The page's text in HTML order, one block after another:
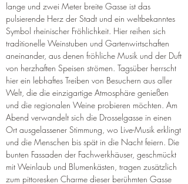
lange und zwei Meter breite Gasse ist das
pulsierende Herz der Stadt und ein weltbekanntes
Symbol rheinischer Fröhlichkeit. Hier reihen sich
traditionelle Weinstuben und Gartenwirtschaften
aneinander, aus denen fröhliche Musik und der Duft
von herzhaften Speisen strömen. Tagsüber herrscht
hier ein lebhaftes Treiben von Besuchern aus aller
Welt, die die einzigartige Atmosphäre genießen
und die regionalen Weine probieren möchten. Am
Abend verwandelt sich die Drosselgasse in einen
Ort ausgelassener Stimmung, wo Live-Musik erklingt
und die Menschen bis spät in die Nacht feiern. Die
bunten Fassaden der Fachwerkhäuser, geschmückt
mit Weinlaub und Blumenkästen, tragen zusätzlich
zum pittoresken Charme dieser berühmten Gasse